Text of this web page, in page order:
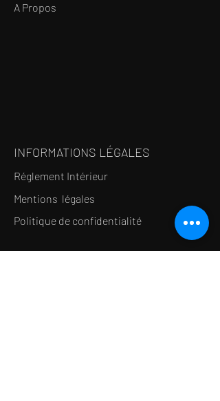
A Propos
INFORMATIONS LÉGALES
Réglement Intérieur
Mentions légales
Politique de confidentialité